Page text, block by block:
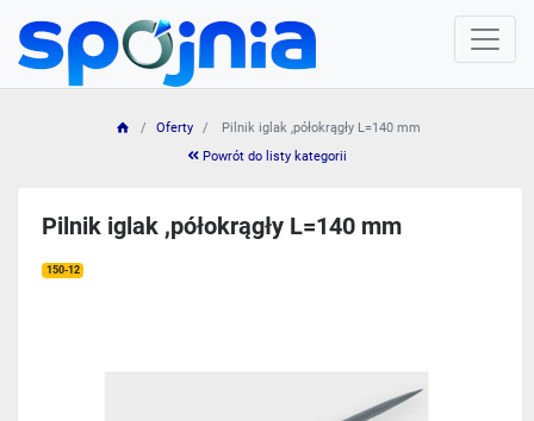
Oferty
Pilnik iglak ,półokrągły L=140 mm
Powrót do listy kategorii
Pilnik iglak ,półokrągły L=140 mm
150-12